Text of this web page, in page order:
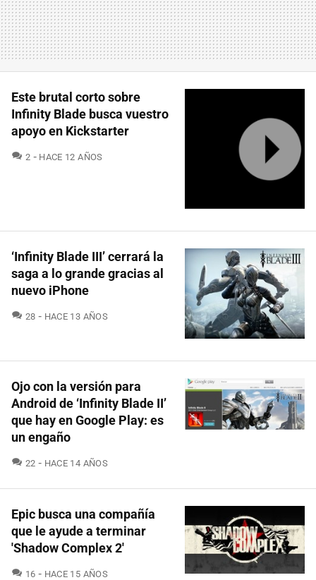
Este brutal corto sobre
Infinity Blade busca vuestro
apoyo en Kickstarter
2 COMENTARIOS
HACE 12 AÑOS
‘Infinity Blade III’ cerrará la
saga a lo grande gracias al
nuevo iPhone
28 COMENTARIOS
HACE 13 AÑOS
Ojo con la versión para
Android de ‘Infinity Blade II’
que hay en Google Play: es
un engaño
22 COMENTARIOS
HACE 14 AÑOS
Epic busca una compañía
que le ayude a terminar
'Shadow Complex 2'
16 COMENTARIOS
HACE 15 AÑOS